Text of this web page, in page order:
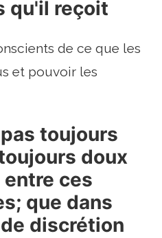
qu'il reçoit
de ce que les
et pouvoir les
toujours
doux
ces
que dans
discrétion